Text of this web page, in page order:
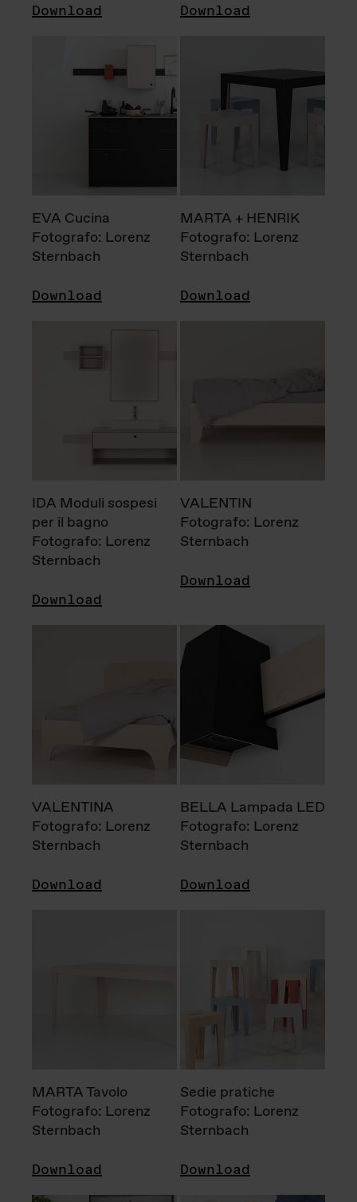
Download Download
EVA Cucina
Fotografo: Lorenz
Sternbach
Download
MARTA + HENRIK
Fotografo: Lorenz
Sternbach
Download
IDA Moduli sospesi
per il bagno
Fotografo: Lorenz
Sternbach
Download
VALENTIN
Fotografo: Lorenz
Sternbach
Download
VALENTINA
Fotografo: Lorenz
Sternbach
Download
BELLA Lampada LED
Fotografo: Lorenz
Sternbach
Download
MARTA Tavolo
Fotografo: Lorenz
Sternbach
Download
Sedie pratiche
Fotografo: Lorenz
Sternbach
Download